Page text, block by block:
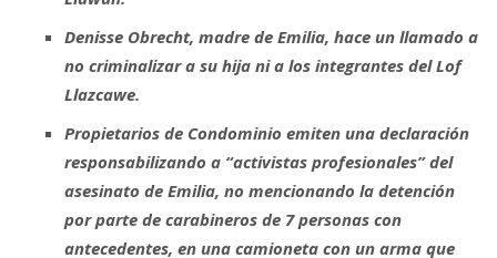
Denisse Obrecht, madre de Emilia, hace un llamado a
no criminalizar a su hija ni a los integrantes del Lof
Llazcawe.
Propietarios de Condominio emiten una declaración
responsabilizando a “activistas profesionales” del
asesinato de Emilia, no mencionando la detención
por parte de carabineros de 7 personas con
antecedentes, en una camioneta con un arma que